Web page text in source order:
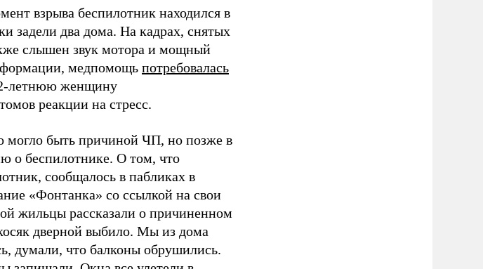
взрыва беспилотник находился в
задели два дома. На кадрах, снятых
слышен звук мотора и мощный
медпомощь потребовалась
летнюю женщину
реакции на стресс.
могло быть причиной ЧП, но позже в
о беспилотнике. О том, что
сообщалось в пабликах в
«Фонтанка» со ссылкой на свои
жильцы рассказали о причиненном
дверной выбило. Мы из дома
думали, что балконы обрушились.